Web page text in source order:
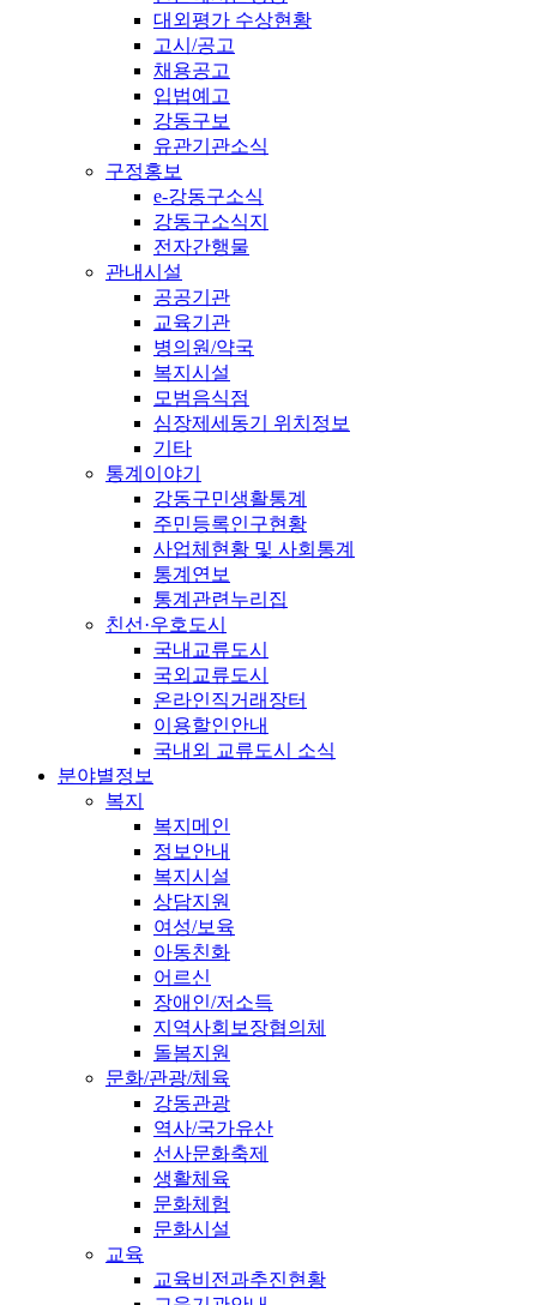
대외평가 수상현황
고시/공고
채용공고
입법예고
강동구보
유관기관소식
구정홍보
e-강동구소식
강동구소식지
전자간행물
관내시설
공공기관
교육기관
병의원/약국
복지시설
모범음식점
심장제세동기 위치정보
기타
통계이야기
강동구민생활통계
주민등록인구현황
사업체현황 및 사회통계
통계연보
통계관련누리집
친선·우호도시
국내교류도시
국외교류도시
온라인직거래장터
이용할인안내
국내외 교류도시 소식
분야별정보
복지
복지메인
정보안내
복지시설
상담지원
여성/보육
아동친화
어르신
장애인/저소득
지역사회보장협의체
돌봄지원
문화/관광/체육
강동관광
역사/국가유산
선사문화축제
생활체육
문화체험
문화시설
교육
교육비전과추진현황